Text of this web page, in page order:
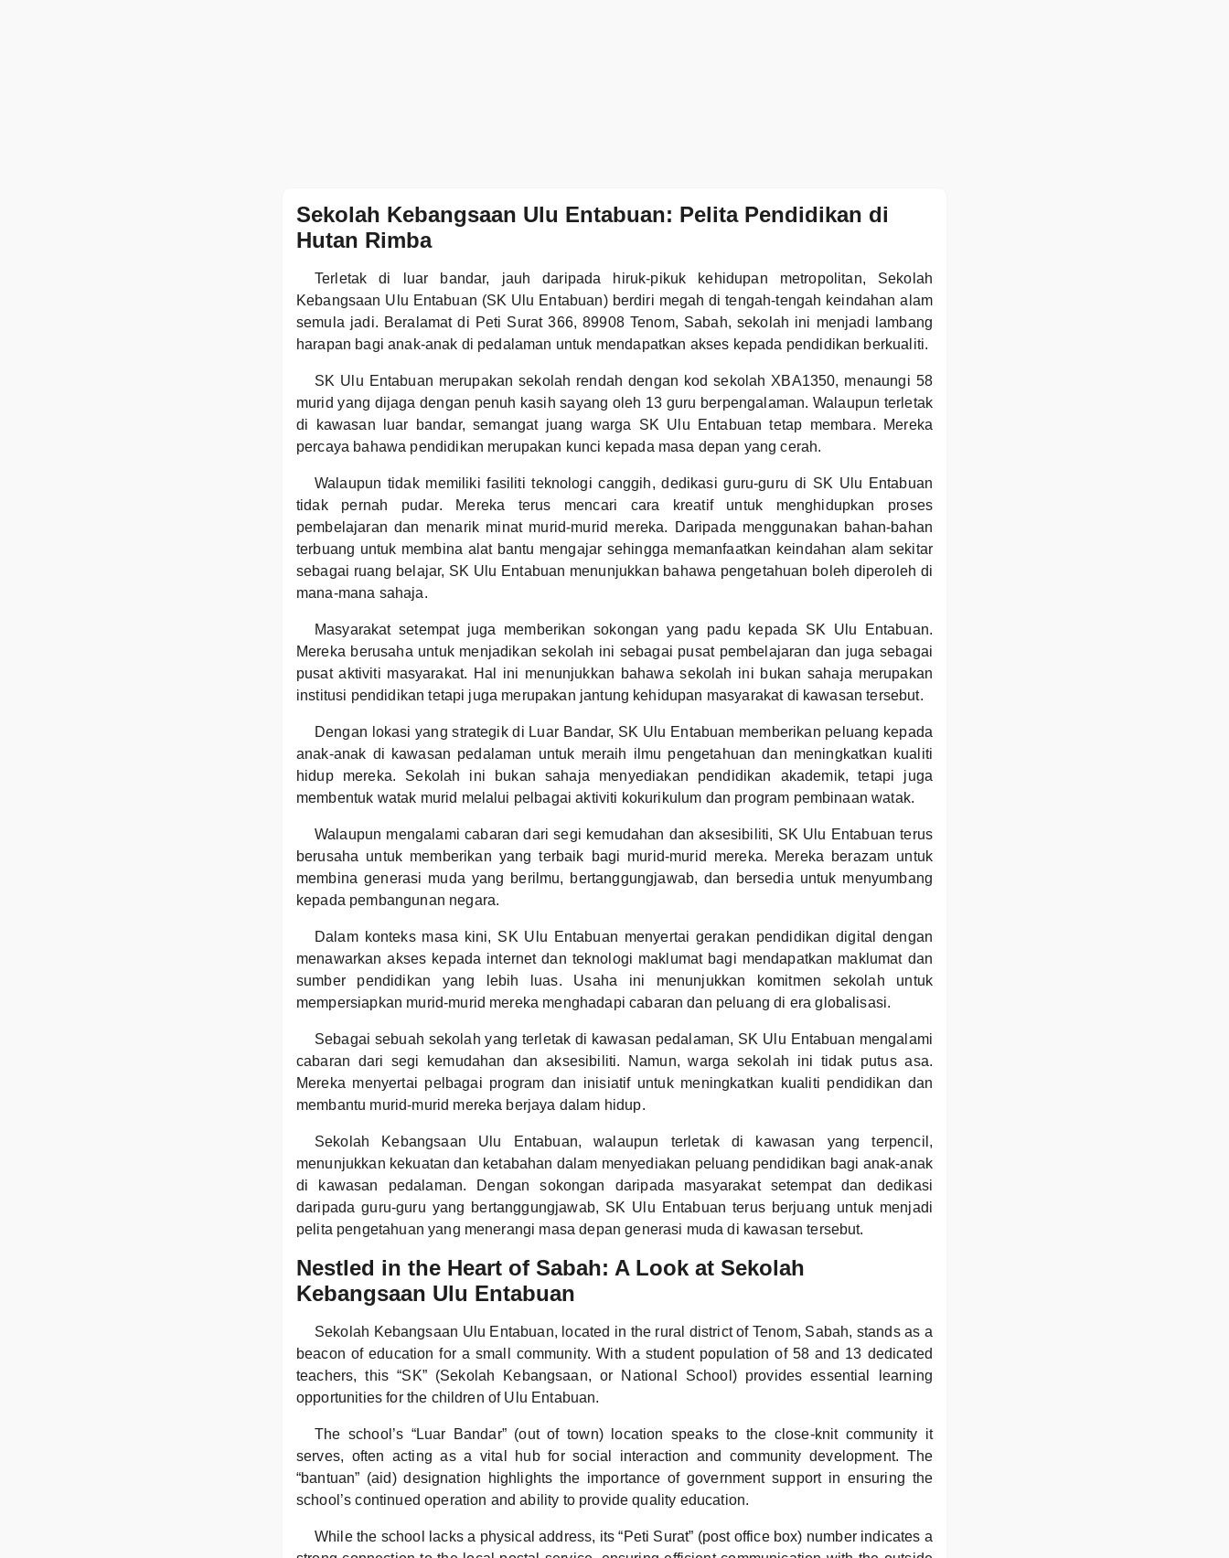
Sekolah Kebangsaan Ulu Entabuan: Pelita Pendidikan di
Hutan Rimba
Terletak di luar bandar, jauh daripada hiruk-pikuk kehidupan metropolitan, Sekolah
Kebangsaan Ulu Entabuan (SK Ulu Entabuan) berdiri megah di tengah-tengah keindahan alam
semula jadi. Beralamat di Peti Surat 366, 89908 Tenom, Sabah, sekolah ini menjadi lambang
harapan bagi anak-anak di pedalaman untuk mendapatkan akses kepada pendidikan berkualiti.
SK Ulu Entabuan merupakan sekolah rendah dengan kod sekolah XBA1350, menaungi 58
murid yang dijaga dengan penuh kasih sayang oleh 13 guru berpengalaman. Walaupun terletak
di kawasan luar bandar, semangat juang warga SK Ulu Entabuan tetap membara. Mereka
percaya bahawa pendidikan merupakan kunci kepada masa depan yang cerah.
Walaupun tidak memiliki fasiliti teknologi canggih, dedikasi guru-guru di SK Ulu Entabuan
tidak pernah pudar. Mereka terus mencari cara kreatif untuk menghidupkan proses
pembelajaran dan menarik minat murid-murid mereka. Daripada menggunakan bahan-bahan
terbuang untuk membina alat bantu mengajar sehingga memanfaatkan keindahan alam sekitar
sebagai ruang belajar, SK Ulu Entabuan menunjukkan bahawa pengetahuan boleh diperoleh di
mana-mana sahaja.
Masyarakat setempat juga memberikan sokongan yang padu kepada SK Ulu Entabuan.
Mereka berusaha untuk menjadikan sekolah ini sebagai pusat pembelajaran dan juga sebagai
pusat aktiviti masyarakat. Hal ini menunjukkan bahawa sekolah ini bukan sahaja merupakan
institusi pendidikan tetapi juga merupakan jantung kehidupan masyarakat di kawasan tersebut.
Dengan lokasi yang strategik di Luar Bandar, SK Ulu Entabuan memberikan peluang kepada
anak-anak di kawasan pedalaman untuk meraih ilmu pengetahuan dan meningkatkan kualiti
hidup mereka. Sekolah ini bukan sahaja menyediakan pendidikan akademik, tetapi juga
membentuk watak murid melalui pelbagai aktiviti kokurikulum dan program pembinaan watak.
Walaupun mengalami cabaran dari segi kemudahan dan aksesibiliti, SK Ulu Entabuan terus
berusaha untuk memberikan yang terbaik bagi murid-murid mereka. Mereka berazam untuk
membina generasi muda yang berilmu, bertanggungjawab, dan bersedia untuk menyumbang
kepada pembangunan negara.
Dalam konteks masa kini, SK Ulu Entabuan menyertai gerakan pendidikan digital dengan
menawarkan akses kepada internet dan teknologi maklumat bagi mendapatkan maklumat dan
sumber pendidikan yang lebih luas. Usaha ini menunjukkan komitmen sekolah untuk
mempersiapkan murid-murid mereka menghadapi cabaran dan peluang di era globalisasi.
Sebagai sebuah sekolah yang terletak di kawasan pedalaman, SK Ulu Entabuan mengalami
cabaran dari segi kemudahan dan aksesibiliti. Namun, warga sekolah ini tidak putus asa.
Mereka menyertai pelbagai program dan inisiatif untuk meningkatkan kualiti pendidikan dan
membantu murid-murid mereka berjaya dalam hidup.
Sekolah Kebangsaan Ulu Entabuan, walaupun terletak di kawasan yang terpencil,
menunjukkan kekuatan dan ketabahan dalam menyediakan peluang pendidikan bagi anak-anak
di kawasan pedalaman. Dengan sokongan daripada masyarakat setempat dan dedikasi
daripada guru-guru yang bertanggungjawab, SK Ulu Entabuan terus berjuang untuk menjadi
pelita pengetahuan yang menerangi masa depan generasi muda di kawasan tersebut.
Nestled in the Heart of Sabah: A Look at Sekolah
Kebangsaan Ulu Entabuan
Sekolah Kebangsaan Ulu Entabuan, located in the rural district of Tenom, Sabah, stands as a
beacon of education for a small community. With a student population of 58 and 13 dedicated
teachers, this “SK” (Sekolah Kebangsaan, or National School) provides essential learning
opportunities for the children of Ulu Entabuan.
The school’s “Luar Bandar” (out of town) location speaks to the close-knit community it
serves, often acting as a vital hub for social interaction and community development. The
“bantuan” (aid) designation highlights the importance of government support in ensuring the
school’s continued operation and ability to provide quality education.
While the school lacks a physical address, its “Peti Surat” (post office box) number indicates a